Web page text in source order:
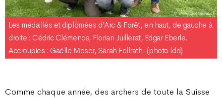
Les médaillés et diplômées d’Arc & Forêt, en haut, de gauche à
droite : Cédric Clémence, Florian Juillerat, Edgar Eberle.
Accroupies : Gaëlle Moser, Sarah Fellrath. (photo ldd)
Comme chaque année, des archers de toute la Suisse